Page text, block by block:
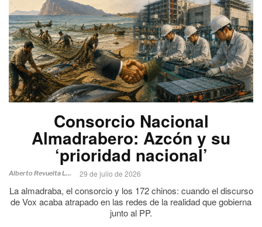
Consorcio Nacional
Almadrabero: Azcón y su
‘prioridad nacional’
Alberto Revuelta Lucerga 29 de julio de 2026
La almadraba, el consorcio y los 172 chinos: cuando el discurso
de Vox acaba atrapado en las redes de la realidad que gobierna
junto al PP.